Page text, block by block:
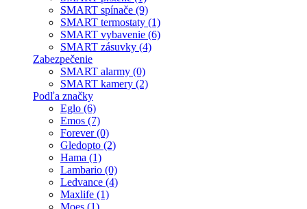
SMART spínače (9)
SMART termostaty (1)
SMART vybavenie (6)
SMART zásuvky (4)
Zabezpečenie
SMART alarmy (0)
SMART kamery (2)
Podľa značky
Eglo (6)
Emos (7)
Forever (0)
Gledopto (2)
Hama (1)
Lambario (0)
Ledvance (4)
Maxlife (1)
Moes (1)